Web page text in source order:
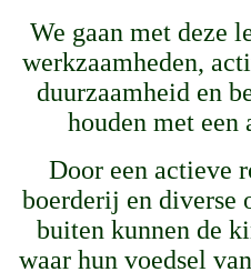
We gaan met deze
werkzaamheden,
duurzaamheid en
houden met
Door een actieve
boerderij en diverse
buiten kunnen de
waar hun voedsel